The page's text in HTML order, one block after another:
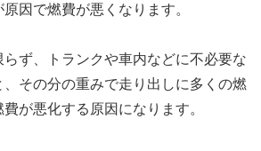
因で燃費が悪くなります。
ず、トランクや車内などに不必要な
その分の重みで走り出しに多くの燃
が悪化する原因になります。